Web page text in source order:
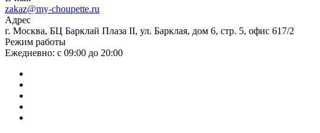
zakaz@my-choupette.ru
Адрес
г. Москва, БЦ Барклай Плаза II, ул. Барклая, дом 6, стр. 5, офис 617/2
Режим работы
Ежедневно: с 09:00 до 20:00